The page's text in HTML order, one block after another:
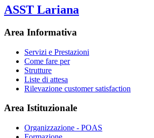
ASST Lariana
Area Informativa
Servizi e Prestazioni
Come fare per
Strutture
Liste di attesa
Rilevazione customer satisfaction
Area Istituzionale
Organizzazione - POAS